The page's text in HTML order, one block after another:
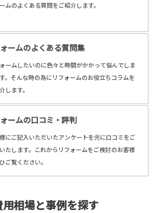
ムのよくある質問をご紹介します。
ームのよくある質問集
ームしたいのに色々と時間がかかって悩んでしま
。そんな時の為にリフォームのお役立ちコラムを
します。
ームの口コミ・評判
にご記入いただいたアンケートを元に口コミをご
たします。これからリフォームをご検討のお客様
ご覧ください。
相場と事例を探す